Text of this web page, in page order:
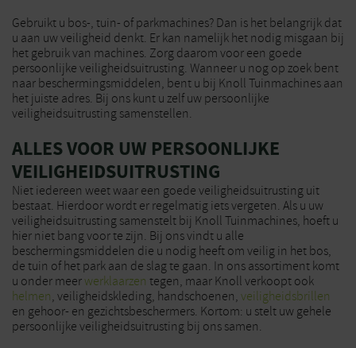
Gebruikt u bos-, tuin- of parkmachines? Dan is het belangrijk dat
u aan uw veiligheid denkt. Er kan namelijk het nodig misgaan bij
het gebruik van machines. Zorg daarom voor een goede
persoonlijke veiligheidsuitrusting. Wanneer u nog op zoek bent
naar beschermingsmiddelen, bent u bij Knoll Tuinmachines aan
het juiste adres. Bij ons kunt u zelf uw persoonlijke
veiligheidsuitrusting samenstellen.
ALLES VOOR UW PERSOONLIJKE
VEILIGHEIDSUITRUSTING
Niet iedereen weet waar een goede veiligheidsuitrusting uit
bestaat. Hierdoor wordt er regelmatig iets vergeten. Als u uw
veiligheidsuitrusting samenstelt bij Knoll Tuinmachines, hoeft u
hier niet bang voor te zijn. Bij ons vindt u alle
beschermingsmiddelen die u nodig heeft om veilig in het bos,
de tuin of het park aan de slag te gaan. In ons assortiment komt
u onder meerwerklaarzen tegen, maar Knoll verkoopt ook
helmen, veiligheidskleding, handschoenen, veiligheidsbrillen
en gehoor- en gezichtsbeschermers. Kortom: u stelt uw gehele
persoonlijke veiligheidsuitrusting bij ons samen.